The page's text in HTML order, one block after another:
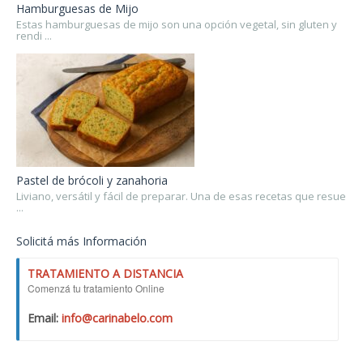
Hamburguesas de Mijo
Estas hamburguesas de mijo son una opción vegetal, sin gluten y
rendi ...
Pastel de brócoli y zanahoria
Liviano, versátil y fácil de preparar. Una de esas recetas que resue
...
Solicitá más Información
TRATAMIENTO A DISTANCIA
Comenzá tu tratamiento Online
Email: info@carinabelo.com